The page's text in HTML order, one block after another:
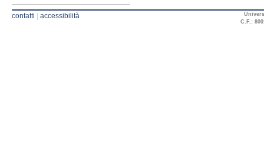
contatti accessibilità
C.F.: